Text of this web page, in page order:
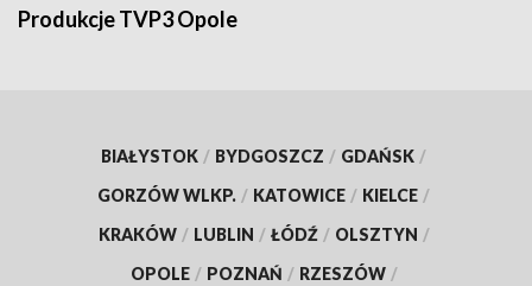
Produkcje TVP3 Opole
BIAŁYSTOK / BYDGOSZCZ / GDAŃSK /
GORZÓW WLKP. / KATOWICE / KIELCE /
KRAKÓW / LUBLIN / ŁÓDŹ / OLSZTYN /
OPOLE / POZNAŃ / RZESZÓW /